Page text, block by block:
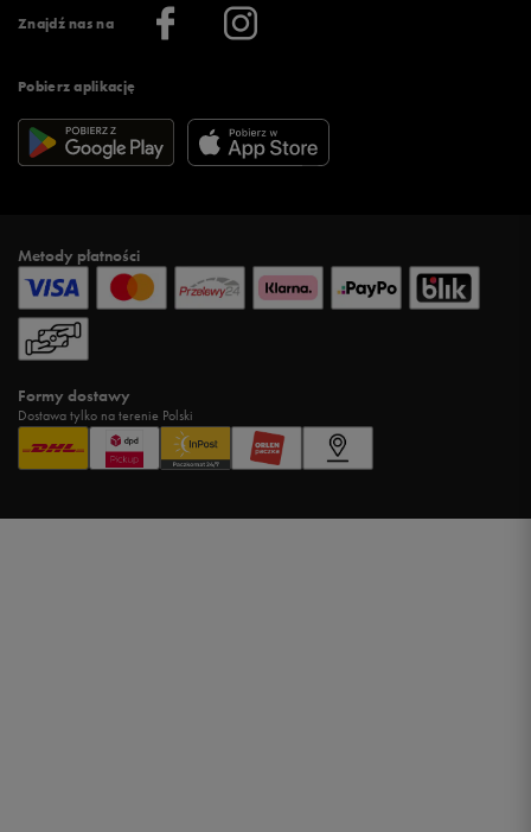
Znajdź nas na
Pobierz aplikację
Więcej regulaminów >
Metody płatności
Formy dostawy
Dostawa tylko na terenie Polski